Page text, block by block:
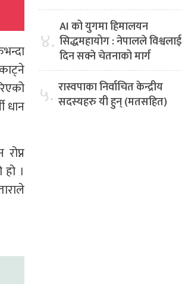
धान
।
४. AI को युगमा हिमालयन
सिद्धमहायोग : नेपालले विश्वलाई
दिन सक्ने चेतनाको मार्ग
५. रास्वपाका निर्वाचित केन्द्रीय
सदस्यहरु यी हुन् (मतसहित)